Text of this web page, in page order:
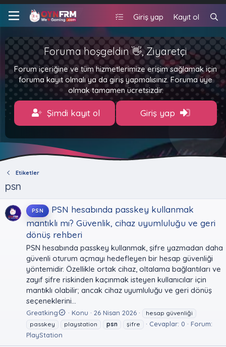
Giriş yap Kayıt ol
Foruma hoşgeldin 👋, Ziyaretçi
Forum içeriğine ve tüm hizmetlerimize erişim sağlamak için
foruma kayıt olmalı ya da giriş yapmalısınız. Foruma üye
olmak tamamen ücretsizdir.
Şimdi kayıt ol Giriş yap
Etiketler
psn
PSN
PSN hesabında passkey kullanmak
mantıklı mı? Güvenlik, cihaz uyumluluğu ve geri
dönüş rehberi
PSN hesabında passkey kullanmak, şifre yazmadan daha
güvenli oturum açmayı hedefleyen bir hesap güvenliği
yöntemidir. Özellikle ortak cihaz, oltalama bağlantıları ve
zayıf şifre riskinden kaçınmak isteyen kullanıcılar için
mantıklı olabilir; ancak cihaz uyumluluğu ve geri dönüş
seçeneklerini...
Greatking Konu 26 Nisan 2026
hesap güvenliği
passkey
playstation psn şifre Cevaplar: 0
Forum:
PlayStation